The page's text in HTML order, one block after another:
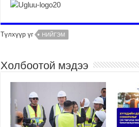
Түлхүүр үг НИЙГЭМ
Холбоотой мэдээ